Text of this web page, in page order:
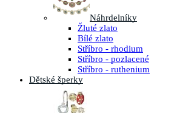
Náhrdelníky
Žluté zlato
Bílé zlato
Stříbro - rhodium
Stříbro - pozlacené
Stříbro - ruthenium
Dětské šperky